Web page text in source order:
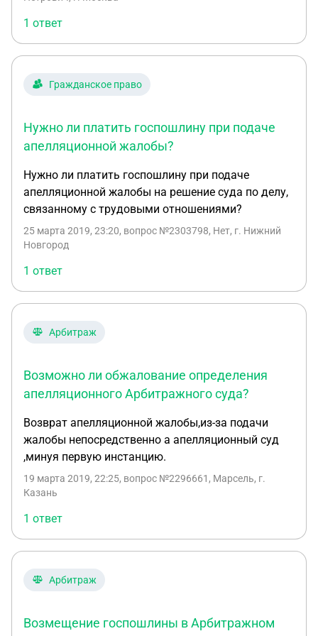
1 ответ
Гражданское право
Нужно ли платить госпошлину при подаче
апелляционной жалобы?
Нужно ли платить госпошлину при подаче
апелляционной жалобы на решение суда по делу,
связанному с трудовыми отношениями?
25 марта 2019, 23:20, вопрос №2303798, Нет, г. Нижний
Новгород
1 ответ
Арбитраж
Возможно ли обжалование определения
апелляционного Арбитражного суда?
Возврат апелляционной жалобы,из-за подачи
жалобы непосредственно а апелляционный суд
,минуя первую инстанцию.
19 марта 2019, 22:25, вопрос №2296661, Марсель, г.
Казань
1 ответ
Арбитраж
Возмещение госпошлины в Арбитражном